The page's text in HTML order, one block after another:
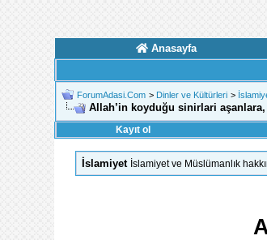
Anasayfa
ForumAdasi.Com > Dinler ve Kültürleri >
Allah’in koyduğu sinirlari
Kayıt ol
İslamiyet İslamiyet ve Müslümanlık